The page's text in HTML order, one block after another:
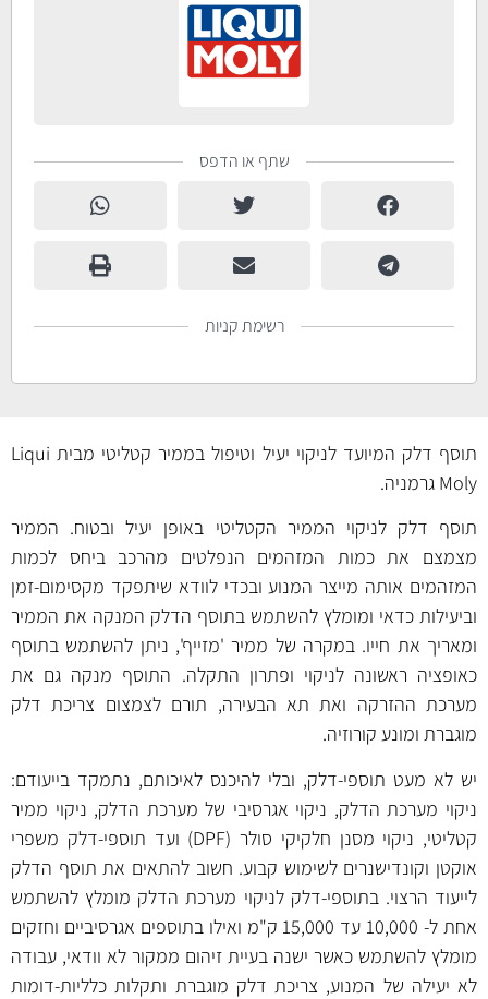
שתף או הדפס
רשימת קניות
תוסף דלק המיועד לניקוי יעיל וטיפול בממיר קטליטי מבית Liqui
Moly גרמניה.
תוסף דלק לניקוי הממיר הקטליטי באופן יעיל ובטוח. הממיר
מצמצם את כמות המזהמים הנפלטים מהרכב ביחס לכמות
המזהמים אותה מייצר המנוע ובכדי לוודא שיתפקד מקסימום-זמן
וביעילות כדאי ומומלץ להשתמש בתוסף הדלק המנקה את הממיר
ומאריך את חייו. במקרה של ממיר 'מזייף', ניתן להשתמש בתוסף
כאופציה ראשונה לניקוי ופתרון התקלה. התוסף מנקה גם את
מערכת ההזרקה ואת תא הבעירה, תורם לצמצום צריכת דלק
מוגברת ומונע קורוזיה.
יש לא מעט תוספי-דלק, ובלי להיכנס לאיכותם, נתמקד בייעודם:
ניקוי מערכת הדלק, ניקוי אגרסיבי של מערכת הדלק, ניקוי ממיר
קטליטי, ניקוי מסנן חלקיקי סולר (DPF) ועד תוספי-דלק משפרי
אוקטן וקונדישנרים לשימוש קבוע. חשוב להתאים את תוסף הדלק
לייעוד הרצוי. בתוספי-דלק לניקוי מערכת הדלק מומלץ להשתמש
אחת ל- 10,000 עד 15,000 ק"מ ואילו בתוספים אגרסיביים וחזקים
מומלץ להשתמש כאשר ישנה בעיית זיהום ממקור לא וודאי, עבודה
לא יעילה של המנוע, צריכת דלק מוגברת ותקלות כלליות-דומות